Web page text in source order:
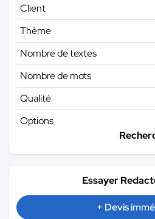
Client
Thème
Nombre de textes
Nombre de mots
Qualité
Options
Essayer
+ Devis